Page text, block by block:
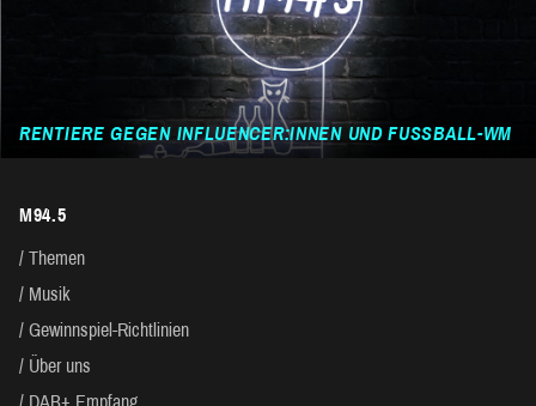
RENTIERE GEGEN INFLUENCER:INNEN UND FUSSBALL-WM
M94.5
Themen
Musik
Gewinnspiel-Richtlinien
Über uns
DAB+ Empfang